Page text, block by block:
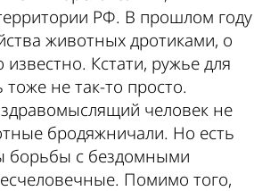
РФ. В прошлом году
животных дротиками, о
Кстати, ружье для
тоже не так-то просто.
человек не
бродяжничали. Но есть
борьбы с бездомными
Помимо того,